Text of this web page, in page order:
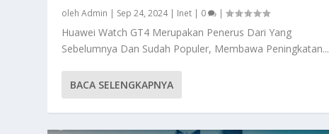
olehAdmin | Sep 24, 2024| Inet | 0 |
Huawei Watch GT4 Merupakan Penerus Dari Yang
Sebelumnya Dan Sudah Populer, Membawa Peningkatan...
BACA SELENGKAPNYA